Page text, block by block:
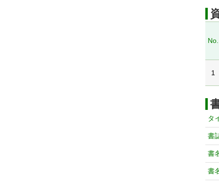
No.
1
タ
書
書
書